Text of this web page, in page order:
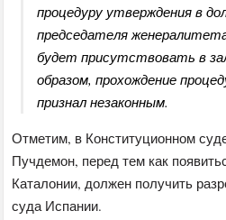
процедуру утверждения в
председателя
будет присутствовать в
образом, прохождение
признал незаконным.
Отметим, в Конституционном
Пучдемон, перед тем как
Каталонии, должен получить
суда Испании.